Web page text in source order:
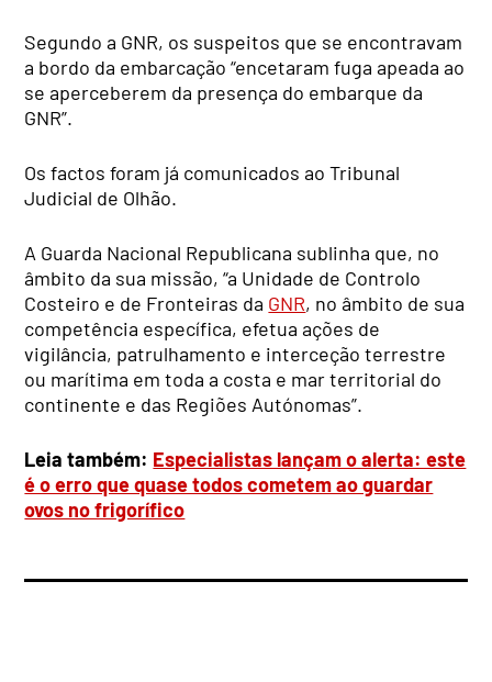
Segundo a GNR, os suspeitos que se encontravam
a bordo da embarcação “encetaram fuga apeada ao
se aperceberem da presença do embarque da
GNR”.
Os factos foram já comunicados ao Tribunal
Judicial de Olhão.
A Guarda Nacional Republicana sublinha que, no
âmbito da sua missão, “a Unidade de Controlo
Costeiro e de Fronteiras da GNR, no âmbito de sua
competência específica, efetua ações de
vigilância, patrulhamento e interceção terrestre
ou marítima em toda a costa e mar territorial do
continente e das Regiões Autónomas”.
Leia também: Especialistas lançam o alerta: este
é o erro que quase todos cometem ao guardar
ovos no frigorífico